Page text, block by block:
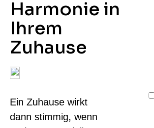
Harmonie in
Ihrem
Zuhause
Ein Zuhause wirkt
dann stimmig, wenn